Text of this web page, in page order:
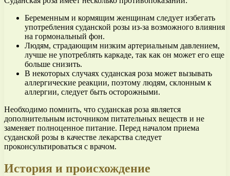
Беременным и кормящим женщинам следует избегать
употребления суданской розы из-за возможного влияния
на гормональный фон.
Людям, страдающим низким артериальным давлением,
лучше не употреблять каркаде, так как он может его еще
больше снизить.
В некоторых случаях суданская роза может вызывать
аллергические реакции, поэтому людям, склонным к
аллергии, следует быть осторожными.
Необходимо помнить, что суданская роза является
дополнительным источником питательных веществ и не
заменяет полноценное питание. Перед началом приема
суданской розы в качестве лекарства следует
проконсультироваться с врачом.
История и происхождение